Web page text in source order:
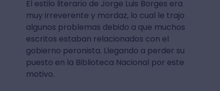
El estilo literario de Jorge Luis Borges era
muy irreverente y mordaz, lo cual le trajo
algunos problemas debido a que muchos
escritos estaban relacionados con el
gobierno peronista. Llegando a perder su
puesto en la Biblioteca Nacional por este
motivo.